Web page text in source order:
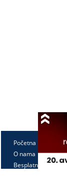
Početna
O nama
Besplatno